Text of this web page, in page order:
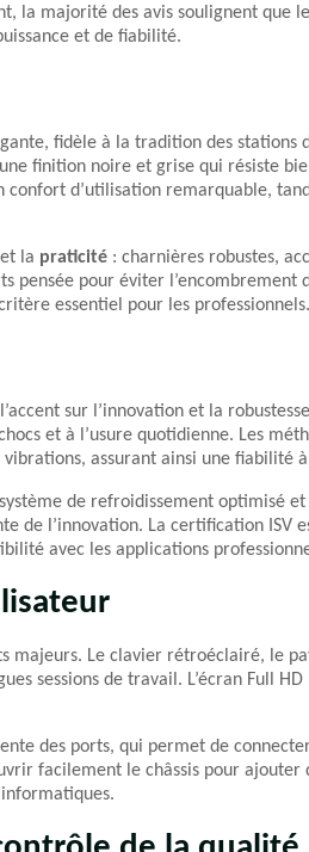
la majorité des avis soulignent que
et de fiabilité.
fidèle à la tradition des stations
finition noire et grise qui résiste
d’utilisation remarquable,
et la praticité : charnières robustes,
pensée pour éviter l’encombrement
essentiel pour les professionnels.
sur l’innovation et la
et à l’usure quotidienne. Les
assurant ainsi une fiabilité
de refroidissement optimisé
de l’innovation. La certification ISV
avec les applications
majeurs. Le clavier rétroéclairé, le
sessions de travail. L’écran Full
des ports, qui permet de
facilement le châssis pour ajouter